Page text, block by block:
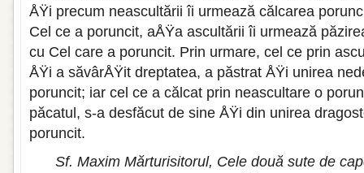
ÅŸi precum neascultării îi urmează călcarea
Cel ce a poruncit, aÅŸa ascultării îi urmează
cu Cel care a poruncit. Prin urmare, cel ce prin
ÅŸi a săvârÅŸit dreptatea, a păstrat ÅŸi unirea
poruncit; iar cel ce a călcat prin neascultare o
păcatul, s-a desfăcut de sine ÅŸi din unirea
poruncit.
Sf. Maxim Mărturisitorul, Cele două sute de